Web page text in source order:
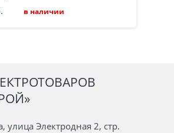
в наличии
улица Электродная 2, стр.